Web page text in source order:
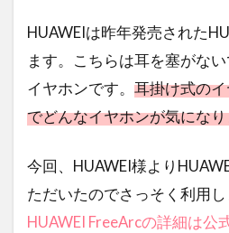
HUAWEIは昨年発売された
ます。こちらは耳を塞がな
イヤホンです。 耳掛け式の
でどんなイヤホンが気にな
今回、HUAWEI様より
ただいたのでさっそく利用し
HUAWEI FreeArcの詳細は公